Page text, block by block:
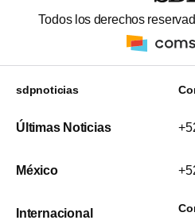
Todos los derechos
sdpnoticias
Últimas Noticias
México
Internacional